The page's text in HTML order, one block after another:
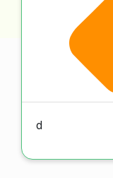
d